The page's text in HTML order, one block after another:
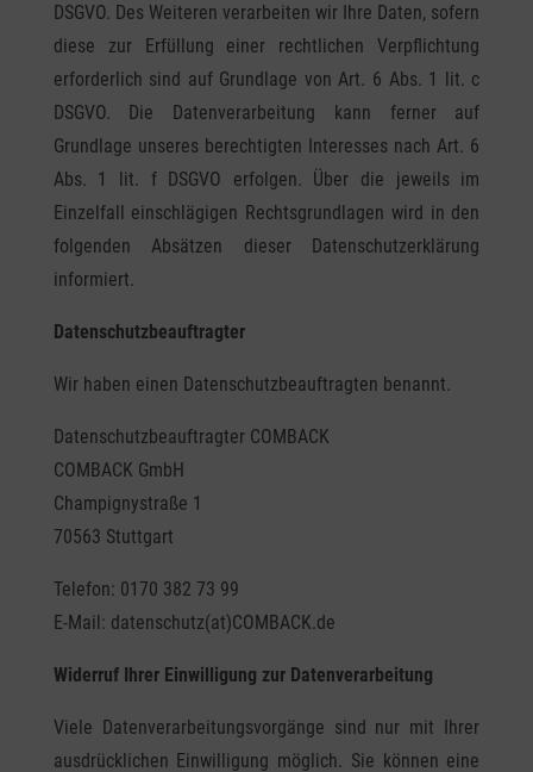
DSGVO. Des Weiteren verarbeiten wir Ihre Daten, sofern
diese zur Erfüllung einer rechtlichen Verpflichtung
erforderlich sind auf Grundlage von Art. 6 Abs. 1 lit. c
DSGVO. Die Datenverarbeitung kann ferner auf
Grundlage unseres berechtigten Interesses nach Art. 6
Abs. 1 lit. f DSGVO erfolgen. Über die jeweils im
Einzelfall einschlägigen Rechtsgrundlagen wird in den
folgenden Absätzen dieser Datenschutzerklärung
informiert.
Datenschutz­beauftragter
Wir haben einen Datenschutzbeauftragten benannt.
Datenschutzbeauftragter COMBACK
COMBACK GmbH
Champignystraße 1
70563 Stuttgart
Telefon: 0170 382 73 99
E-Mail: datenschutz(at)COMBACK.de
Widerruf Ihrer Einwilligung zur Datenverarbeitung
Viele Datenverarbeitungsvorgänge sind nur mit Ihrer
ausdrücklichen Einwilligung möglich. Sie können eine